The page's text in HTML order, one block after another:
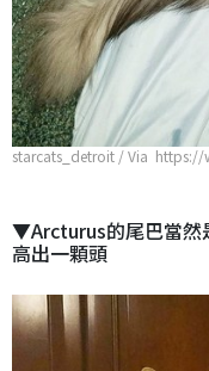
starcats_detroit / Via
▼Arcturus的尾巴當然
高出一顆頭